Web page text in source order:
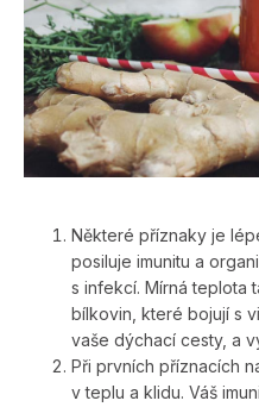
Některé příznaky je
posiluje imunitu a
s infekcí. Mírná teplota
bílkovin, které bojují s
vaše dýchací cesty, a
Při prvních příznacích
v teplu a klidu. Váš